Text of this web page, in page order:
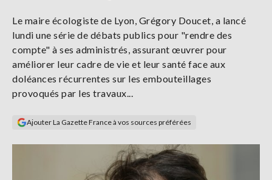
Se
connecter
S'abonner
Le maire écologiste de Lyon, Grégory Doucet, a lancé
lundi une série de débats publics pour "rendre des
compte" à ses administrés, assurant œuvrer pour
améliorer leur cadre de vie et leur santé face aux
doléances récurrentes sur les embouteillages
provoqués par les travaux...
Ajouter La Gazette France à vos sources préférées